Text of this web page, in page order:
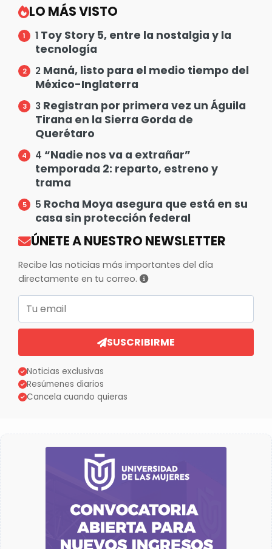
LO MÁS VISTO
1 Toy Story 5, entre la nostalgia y la
tecnología
2 Maná, listo para el medio tiempo del
México-Inglaterra
3 Registran por primera vez un Águila
Tirana en la Sierra Gorda de
Querétaro
4 “Nadie nos va a extrañar”
temporada 2: reparto, estreno y
trama
5 Rocha Moya asegura que está en su
casa sin protección federal
ÚNETE A NUESTRO NEWSLETTER
Recibe las noticias más importantes del día
directamente en tu correo.
Correo electrónico
SUSCRIBIRME
Noticias exclusivas
Resúmenes diarios
Cancela cuando quieras